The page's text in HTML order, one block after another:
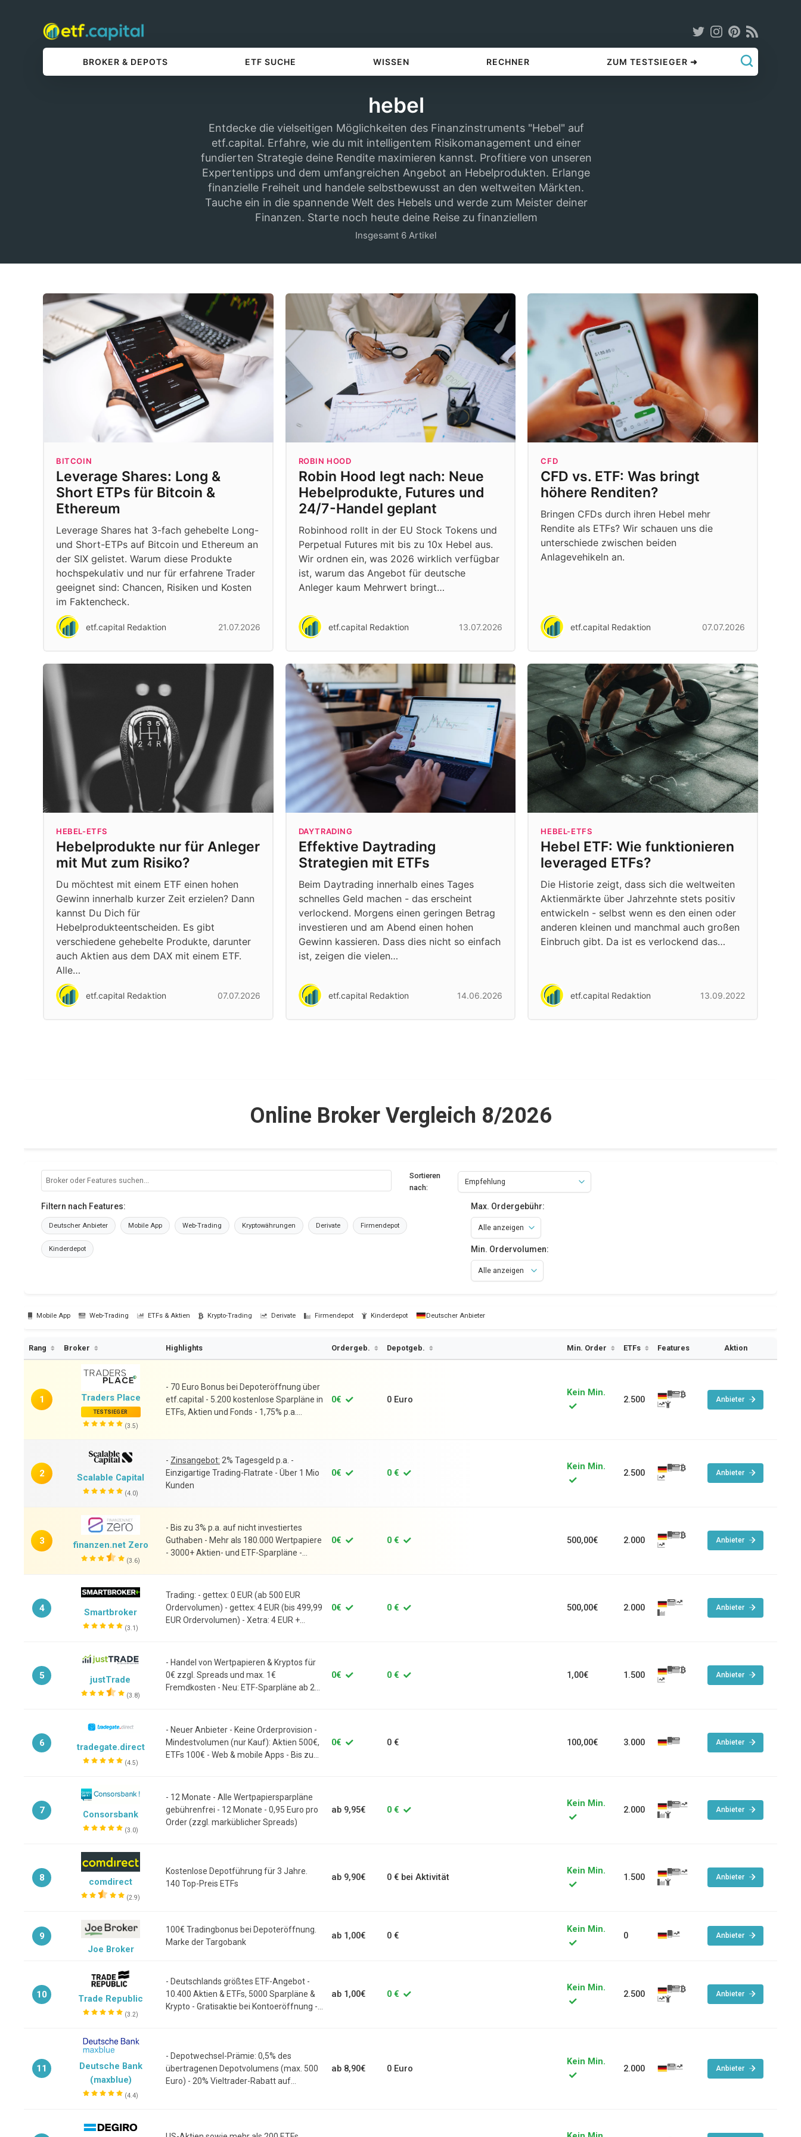
BROKER & DEPOTS ETF SUCHE WISSEN RECHNER ZUM TESTSIEGER ➜
hebel
Entdecke die vielseitigen Möglichkeiten des Finanzinstruments "Hebel" auf
etf.capital. Erfahre, wie du mit intelligentem Risikomanagement und einer
fundierten Strategie deine Rendite maximieren kannst. Profitiere von unseren
Expertentipps und dem umfangreichen Angebot an Hebelprodukten. Erlange
finanzielle Freiheit und handele selbstbewusst an den weltweiten Märkten.
Tauche ein in die spannende Welt des Hebels und werde zum Meister deiner
Finanzen. Starte noch heute deine Reise zu finanziellem
Insgesamt 6 Artikel
BITCOIN
Leverage Shares: Long &
Short ETPs für Bitcoin &
Ethereum
Leverage Shares hat 3-fach gehebelte Long-
und Short-ETPs auf Bitcoin und Ethereum an
der SIX gelistet. Warum diese Produkte
hochspekulativ und nur für erfahrene Trader
geeignet sind: Chancen, Risiken und Kosten
im Faktencheck.
etf.capital Redaktion 21.07.2026
ROBIN HOOD
Robin Hood legt nach: Neue
Hebelprodukte, Futures und
24/7-Handel geplant
Robinhood rollt in der EU Stock Tokens und
Perpetual Futures mit bis zu 10x Hebel aus.
Wir ordnen ein, was 2026 wirklich verfügbar
ist, warum das Angebot für deutsche
Anleger kaum Mehrwert bringt…
etf.capital Redaktion 13.07.2026
CFD
CFD vs. ETF: Was bringt
höhere Renditen?
Bringen CFDs durch ihren Hebel mehr
Rendite als ETFs? Wir schauen uns die
unterschiede zwischen beiden
Anlagevehikeln an.
etf.capital Redaktion 07.07.2026
HEBEL-ETFS
Hebelprodukte nur für Anleger
mit Mut zum Risiko?
Du möchtest mit einem ETF einen hohen
Gewinn innerhalb kurzer Zeit erzielen? Dann
kannst Du Dich für
Hebelprodukteentscheiden. Es gibt
verschiedene gehebelte Produkte, darunter
auch Aktien aus dem DAX mit einem ETF.
Alle…
etf.capital Redaktion 07.07.2026
DAYTRADING
Effektive Daytrading
Strategien mit ETFs
Beim Daytrading innerhalb eines Tages
schnelles Geld machen - das erscheint
verlockend. Morgens einen geringen Betrag
investieren und am Abend einen hohen
Gewinn kassieren. Dass dies nicht so einfach
ist, zeigen die vielen…
etf.capital Redaktion 14.06.2026
HEBEL-ETFS
Hebel ETF: Wie funktionieren
leveraged ETFs?
Die Historie zeigt, dass sich die weltweiten
Aktienmärkte über Jahrzehnte stets positiv
entwickeln - selbst wenn es den einen oder
anderen kleinen und manchmal auch großen
Einbruch gibt. Da ist es verlockend das…
etf.capital Redaktion 13.09.2022